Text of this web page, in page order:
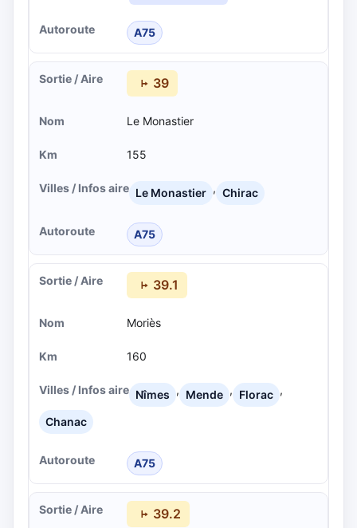
A75
39
Le Monastier
155
Le Monastier , Chirac
A75
39.1
Moriès
160
Nîmes , Mende , Florac ,
Chanac
A75
39.2